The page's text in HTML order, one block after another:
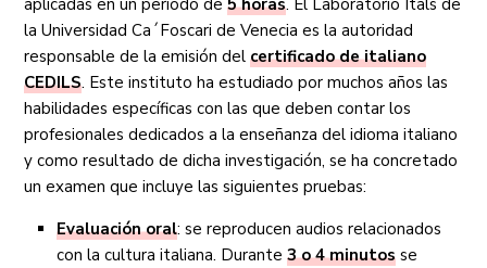
aplicadas en un periodo de5 horas. El Laboratorio Itals de
la Universidad Ca´Foscari de Venecia es la autoridad
responsable de la emisión delcertificado de italiano
CEDILS. Este instituto ha estudiado por muchos años las
habilidades específicas con las que deben contar los
profesionales dedicados a la enseñanza del idioma italiano
y como resultado de dicha investigación, se ha concretado
un examen que incluye las siguientes pruebas:
Evaluación oral: se reproducen audios relacionados
con la cultura italiana. Durante3 o 4 minutos se